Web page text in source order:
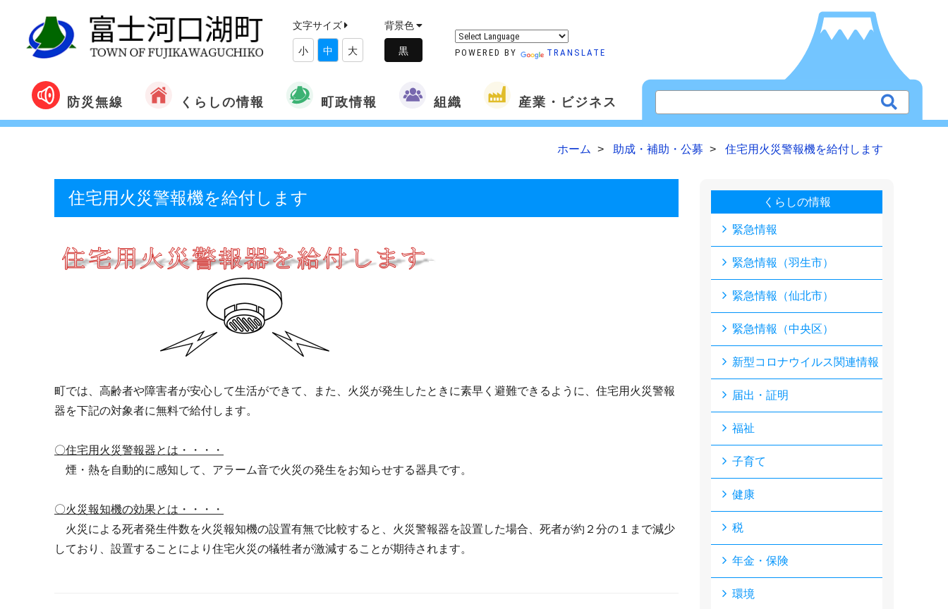
文字サイズ
小 中 大
背景色
POWERED BY TRANSLATE
防災無線 くらしの情報 町政情報 組織 産業・ビジネス
ホーム 助成・補助・公募 住宅用火災警報機を給付します
住宅用火災警報機を給付します
町では、高齢者や障害者が安心して生活ができて、また、火災が発生したときに素早く避難できるように、住宅用火災警報
器を下記の対象者に無料で給付します。
〇住宅用火災警報器とは・・・・
煙・熱を自動的に感知して、アラーム音で火災の発生をお知らせする器具です。
〇火災報知機の効果とは・・・・
火災による死者発生件数を火災報知機の設置有無で比較すると、火災警報器を設置した場合、死者が約２分の１まで減少
しており、設置することにより住宅火災の犠牲者が激減することが期待されます。
くらしの情報
緊急情報
緊急情報（羽生市）
緊急情報（仙北市）
緊急情報（中央区）
新型コロナウイルス関連情報
届出・証明
福祉
子育て
健康
税
年金・保険
環境